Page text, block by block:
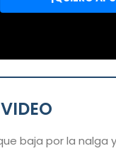
baja por la